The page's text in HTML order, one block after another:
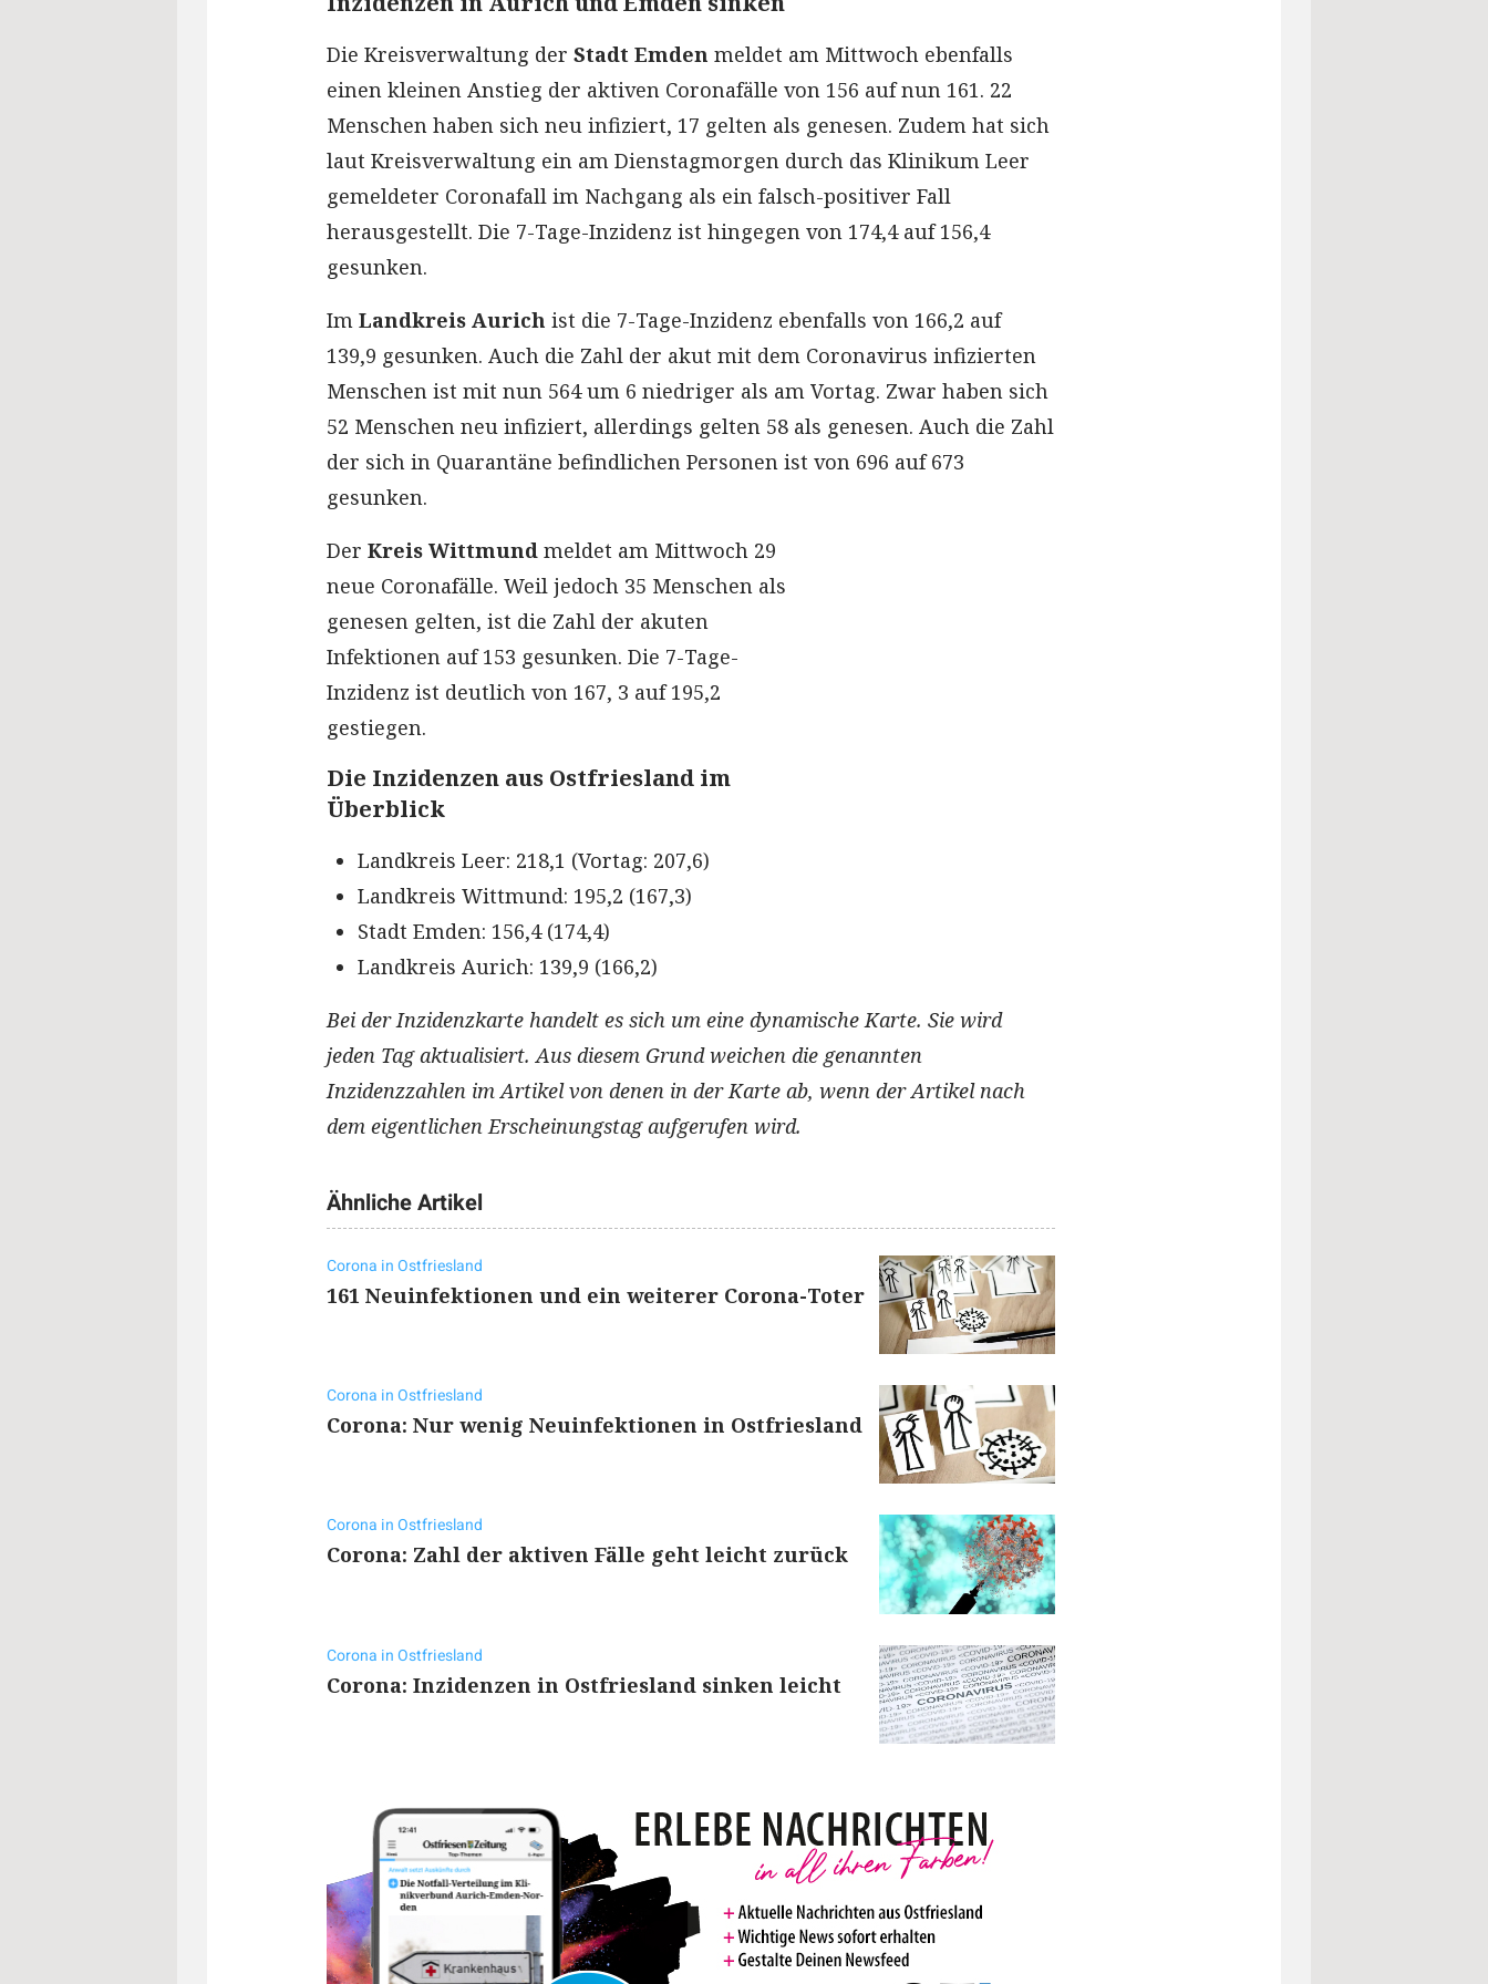
Die Kreisverwaltung der Stadt Emden meldet am Mittwoch ebenfalls
einen kleinen Anstieg der aktiven Coronafälle von 156 auf nun 161. 22
Menschen haben sich neu infiziert, 17 gelten als genesen. Zudem hat sich
laut Kreisverwaltung ein am Dienstagmorgen durch das Klinikum Leer
gemeldeter Coronafall im Nachgang als ein falsch-positiver Fall
herausgestellt. Die 7-Tage-Inzidenz ist hingegen von 174,4 auf 156,4
gesunken.
Im Landkreis Aurich ist die 7-Tage-Inzidenz ebenfalls von 166,2 auf
139,9 gesunken. Auch die Zahl der akut mit dem Coronavirus infizierten
Menschen ist mit nun 564 um 6 niedriger als am Vortag. Zwar haben sich
52 Menschen neu infiziert, allerdings gelten 58 als genesen. Auch die Zahl
der sich in Quarantäne befindlichen Personen ist von 696 auf 673
gesunken.
Der Kreis Wittmund meldet am Mittwoch 29
neue Coronafälle. Weil jedoch 35 Menschen als
genesen gelten, ist die Zahl der akuten
Infektionen auf 153 gesunken. Die 7-Tage-
Inzidenz ist deutlich von 167, 3 auf 195,2
gestiegen.
Die Inzidenzen aus Ostfriesland im
Überblick
Landkreis Leer: 218,1 (Vortag: 207,6)
Landkreis Wittmund: 195,2 (167,3)
Stadt Emden: 156,4 (174,4)
Landkreis Aurich: 139,9 (166,2)
Bei der Inzidenzkarte handelt es sich um eine dynamische Karte. Sie wird
jeden Tag aktualisiert. Aus diesem Grund weichen die genannten
Inzidenzzahlen im Artikel von denen in der Karte ab, wenn der Artikel nach
dem eigentlichen Erscheinungstag aufgerufen wird.
Ähnliche Artikel
Corona in Ostfriesland
161 Neuinfektionen und ein weiterer Corona-Toter
Corona in Ostfriesland
Corona: Nur wenig Neuinfektionen in Ostfriesland
Corona in Ostfriesland
Corona: Zahl der aktiven Fälle geht leicht zurück
Corona in Ostfriesland
Corona: Inzidenzen in Ostfriesland sinken leicht